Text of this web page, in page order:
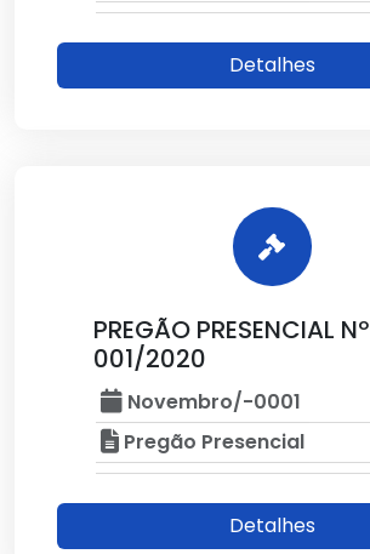
Detalhes
PREGÃO PRESENCIAL Nº
001/2020
Novembro/-0001
Pregão Presencial
Detalhes